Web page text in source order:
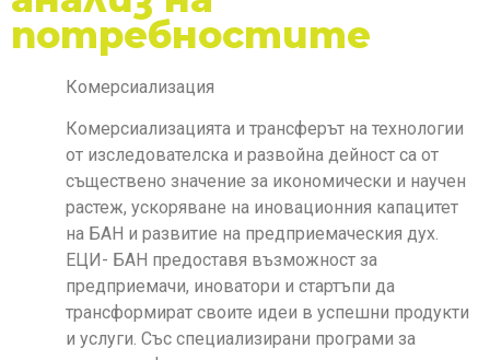
потребностите
Комерсиализация
Комерсиализацията и трансферът на технологии
от изследователска и развойна дейност са от
съществено значение за икономически и научен
растеж, ускоряване на иновационния капацитет
на БАН и развитие на предприемаческия дух.
ЕЦИ- БАН предоставя възможност за
предприемачи, иноватори и стартъпи да
трансформират своите идеи в успешни продукти
и услуги. Със специализирани програми за